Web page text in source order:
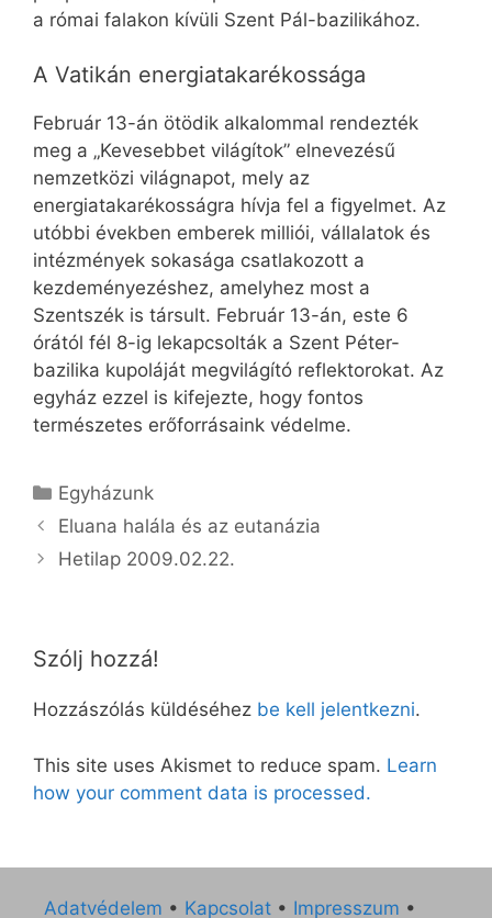
a római falakon kívüli Szent Pál-bazilikához.
A Vatikán energiatakarékossága
Február 13-án ötödik alkalommal rendezték
meg a „Kevesebbet világítok” elnevezésű
nemzetközi világnapot, mely az
energiatakarékosságra hívja fel a figyelmet. Az
utóbbi években emberek milliói, vállalatok és
intézmények sokasága csatlakozott a
kezdeményezéshez, amelyhez most a
Szentszék is társult. Február 13-án, este 6
órától fél 8-ig lekapcsolták a Szent Péter-
bazilika kupoláját megvilágító reflektorokat. Az
egyház ezzel is kifejezte, hogy fontos
természetes erőforrásaink védelme.
Kategória
Egyházunk
Eluana halála és az eutanázia
Hetilap 2009.02.22.
Szólj hozzá!
Hozzászólás küldéséhez be kell jelentkezni.
This site uses Akismet to reduce spam. Learn
how your comment data is processed.
Adatvédelem • Kapcsolat • Impresszum •